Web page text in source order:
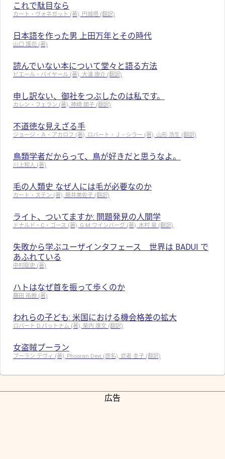
これで駄目なら
カート・ヴォネガット (著), 円城塔 (翻訳)
日本語を作った男 上田万年とその時代
山口 謠司 (著)
読んでいない本について堂々と語る方法
ピエール・バイヤール (著), 大浦 康介 (翻訳)
申し訳ない、御社をつぶしたのは私です。
カレン・フェラン (著), 神崎 朗子 (翻訳)
不道徳な見えざる手
ジョージ・Ａ・アカロフ (著), ロバート・Ｊ・シラー (著), 山形 浩生 (翻訳)
鳥類学者だからって、鳥が好きだと思うなよ。
川上和人 (著)
毛の人類史 なぜ人には毛が必要なのか
カート・ステン (著), 藤井美佐子 (翻訳)
ライト、ついてますか: 問題発見の人間学
ドナルド・C・ゴース (著), G.M.ワインバーグ (著), 木村 泉 (翻訳)
失敗から学ぶユーザインタフェース 世界は BADUI で
あふれている
中村聡史 (著)
ハトはなぜ首を振って歩くのか
藤田 祐樹 (著)
われらの子ども: 米国における機会格差の拡大
ロバート D.パットナム (著), 柴内 康文 (翻訳)
女盗賊プーラン
プーラン デヴィ (著), Phooran Devi (原名), 武者 圭子 (翻訳)
広告